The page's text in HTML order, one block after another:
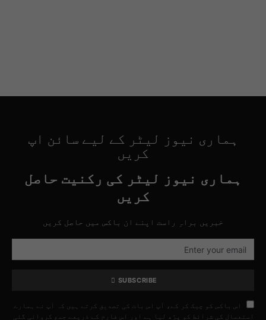
ہماری نیوز لیٹر کے لیے سائن اپ
کریں
ہماری نیوز لیٹر کی رکنیت حاصل
کریں
خبریں براہِ راست اپنے ان باکس میں حاصل کریں
SUBSCRIBE
اس باکس کو چیک کر کے، آپ اس بات کی تصدیق کرتے ہیں کہ آپ نے ہمارے
استعمال کی شرائط کو پڑھ لیا ہے اور اس فارم کے ذریعے جمع کروائی گئی